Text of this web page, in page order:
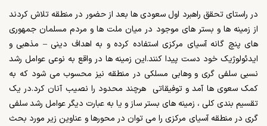
در راستای تحقق راهبرد اول سعودی ها بعد از حضور در منطقه تلاش کردند
از زمینه ها و بستر های موجود در میان ملت ها و مردم مسلمان جمهوری
های پنچ گانه آسیای مرکزی استفاده کرده و به اهداف دینی – مذهبی و
ایدئولوژیک خود دست پیدا کنند.این زمینه ها در واقع به نوعی عوامل رشد
نسبی سلفی گری و وهابی مسلکی در منطقه نیز محسوب می شود که به
کمک سعوی ها آمد و توفیقاتی هرچند محدود را نصیب آنان کرد.در یک
تقسیم بندی کلی ، زمینه های بستر ساز و یا به عبارت دیگر عوامل رشد سلفی
گری در منطقه آسیای مرکزی را می توان در محورها و عناوین زیر مورد بحث